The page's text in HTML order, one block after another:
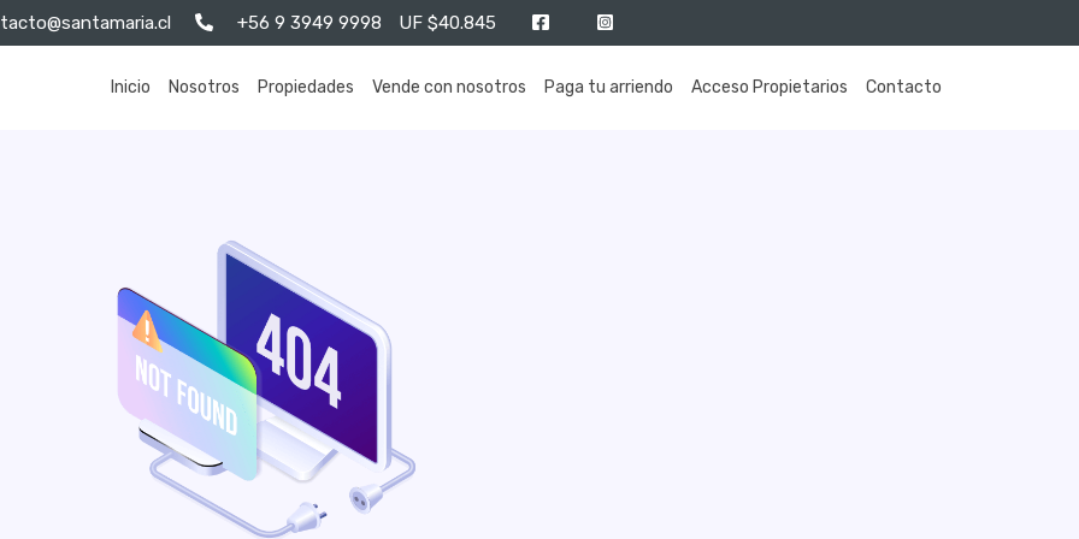
+56 9 3949 9998 UF $40.845
Inicio Nosotros Propiedades Vende con nosotros Paga tu arriendo Acceso Propietarios Contacto